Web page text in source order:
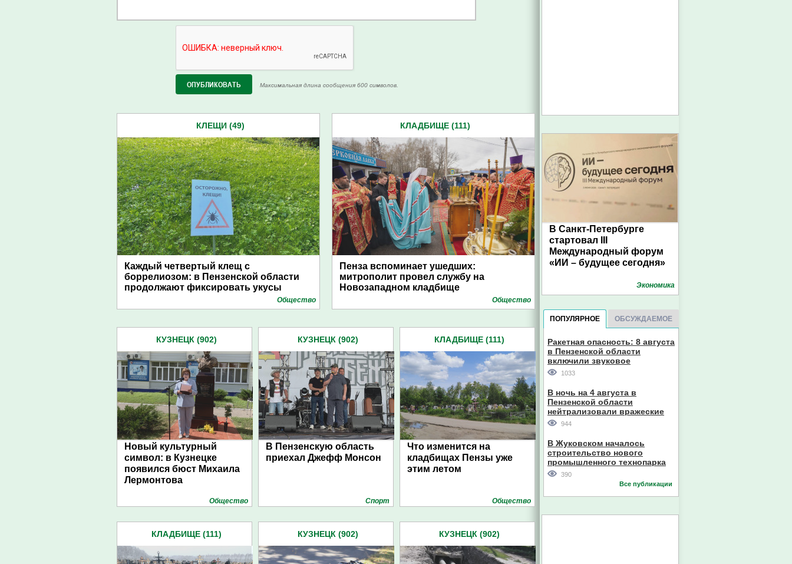
Максимальная длина сообщения 600 символов.
КЛЕЩИ (49)
Каждый четвертый клещ с
боррелиозом: в Пензенской области
продолжают фиксировать укусы
Общество
КЛАДБИЩЕ (111)
Пенза вспоминает ушедших:
митрополит провел службу на
Новозападном кладбище
Общество
КУЗНЕЦК (902)
Новый культурный
символ: в Кузнецке
появился бюст Михаила
Лермонтова
Общество
КУЗНЕЦК (902)
В Пензенскую область
приехал Джефф Монсон
Спорт
КЛАДБИЩЕ (111)
Что изменится на
кладбищах Пензы уже
этим летом
Общество
КЛАДБИЩЕ (111) КУЗНЕЦК (902) КУЗНЕЦК (902)
В Санкт-Петербурге
стартовал III
Международный форум
«ИИ – будущее сегодня»
Экономика
ПОПУЛЯРНОЕ ОБСУЖДАЕМОЕ
Ракетная опасность: 8 августа
в Пензенской области
включили звуковое
оповещение
1033
В ночь на 4 августа в
Пензенской области
нейтрализовали вражеские
дроны
944
В Жуковском началось
строительство нового
промышленного технопарка
390
Все публикации